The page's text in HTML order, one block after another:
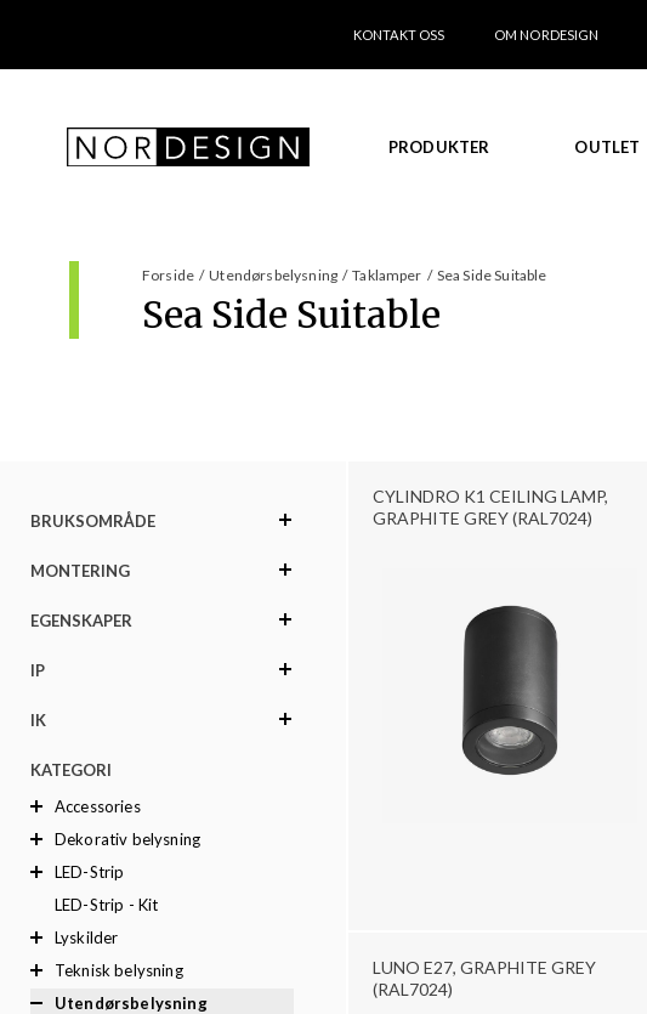
KONTAKT OSS OM NORDESIGN
PRODUKTER OUTLET
Forside / Utendørsbelysning / Taklamper / Sea Side Suitable
Sea Side Suitable
BRUKSOMRÅDE
MONTERING
EGENSKAPER
IP
IK
KATEGORI
Accessories
Dekorativ belysning
LED-Strip
LED-Strip - Kit
Lyskilder
Teknisk belysning
Utendørsbelysning
CYLINDRO K1 CEILING LAMP,
GRAPHITE GREY (RAL7024)
LUNO E27, GRAPHITE GREY
(RAL7024)